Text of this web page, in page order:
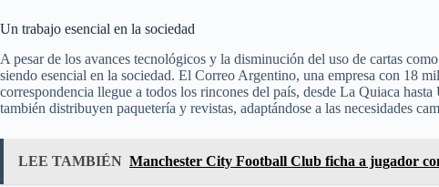
Un trabajo esencial en la sociedad
A pesar de los avances tecnológicos y la disminución del uso de cartas
siendo esencial en la sociedad. El Correo Argentino, una empresa con 18
correspondencia llegue a todos los rincones del país, desde La Quiaca
también distribuyen paquetería y revistas, adaptándose a las necesidades
LEE TAMBIÉN Manchester City Football Club ficha a jugador